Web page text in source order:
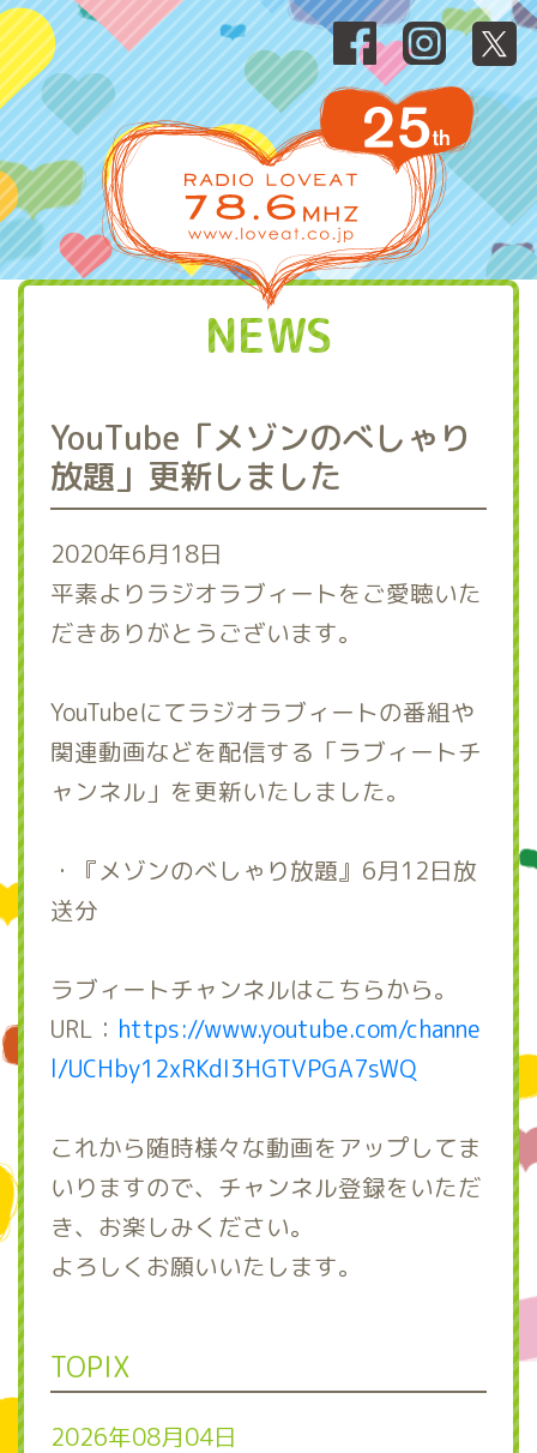
NEWS
YouTube「メゾンのべしゃり
放題」更新しました
2020年6月18日
平素よりラジオラブィートをご愛聴いた
だきありがとうございます。
YouTubeにてラジオラブィートの番組や
関連動画などを配信する「ラブィートチ
ャンネル」を更新いたしました。
・『メゾンのべしゃり放題』6月12日放
送分
ラブィートチャンネルはこちらから。
URL： https://www.youtube.com/channe
l/UCHby12xRKdI3HGTVPGA7sWQ
これから随時様々な動画をアップしてま
いりますので、チャンネル登録をいただ
き、お楽しみください。
よろしくお願いいたします。
TOPIX
2026年08月04日